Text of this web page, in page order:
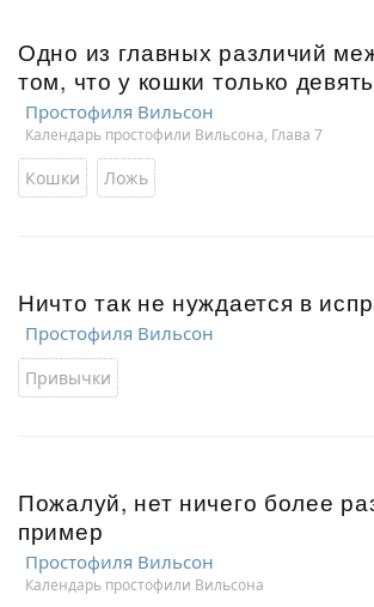
Одно из главных различий
том, что у кошки только
Простофиля Вильсон
Календарь простофили Вильсона, Глава 7
Кошки Ложь
Ничто так не нуждается в
Простофиля Вильсон
Привычки
Пожалуй, нет ничего более
пример
Простофиля Вильсон
Календарь простофили Вильсона